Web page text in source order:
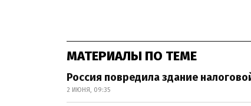
МАТЕРИАЛЫ ПО ТЕМЕ
Россия повредила здание
2 ИЮНЯ, 09:35